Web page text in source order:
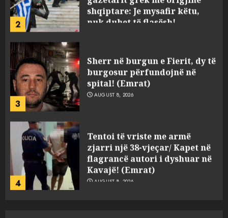
2
shqiptare: Je mysafir këtu,
nuk duhet të flasësh!
3
Sherr në burgun e Fierit, dy të
burgosur përfundojnë në
spital! (Emrat)
AUGUST 8, 2026
4
Tentoi të vriste me armë
zjarri një 38-vjeçar/ Kapet në
flagrancë autori i dyshuar në
Kavajë! (Emrat)
AUGUST 8, 2026